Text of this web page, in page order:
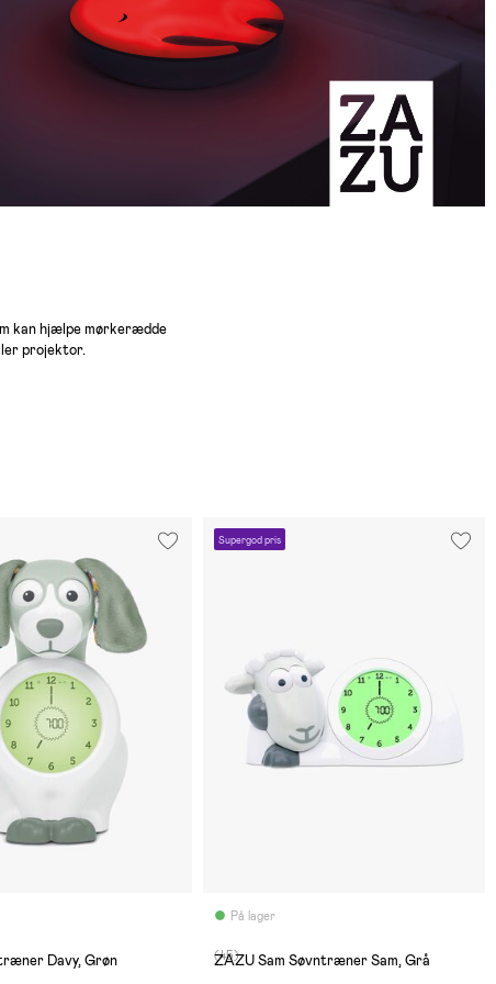
kan hjælpe mørkerædde
projektor.
Davy, Grøn
Supergod pris
På lager
(45)
ZAZU Sam Søvntræner Sam, Grå